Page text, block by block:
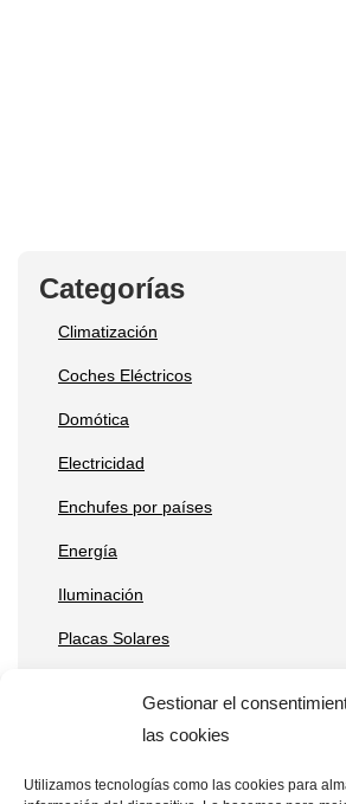
Gestionar el
las cookies
Utilizamos tecnologías como las cookies para
Categorías
Climatización
Coches Eléctricos
Domótica
Electricidad
Enchufes por países
Energía
Iluminación
Placas Solares